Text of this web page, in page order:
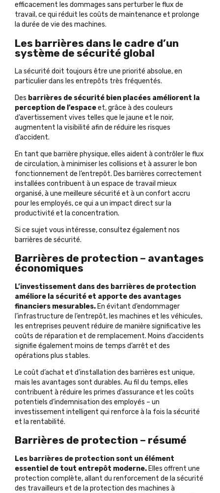
efficacement les dommages sans perturber le flux de
travail, ce qui réduit les coûts de maintenance et prolonge
la durée de vie des machines.
Les barrières dans le cadre d’un
système de sécurité global
La sécurité doit toujours être une priorité absolue, en
particulier dans les entrepôts très fréquentés.
Des barrières de sécurité bien placées améliorent la
perception de l’espaceet, grâce à des couleurs
d’avertissement vives telles que le jaune et le noir,
augmentent la visibilité afin de réduire les risques
d’accident.
En tant que barrière physique, elles aident à contrôler le flux
de circulation, à minimiser les collisions et à assurer le bon
fonctionnement de l’entrepôt. Des barrières correctement
installées contribuent à un espace de travail mieux
organisé, à une meilleure sécurité et à un confort accru
pour les employés, ce qui a un impact direct sur la
productivité et la concentration.
Si ce sujet vous intéresse, consultez également nos
barrières de sécurité.
Barrières de protection – avantages
économiques
L’investissement dans des barrières de protection
améliore la sécurité et apporte des avantages
financiers mesurables. En évitant d’endommager
l’infrastructure de l’entrepôt, les machines et les véhicules,
les entreprises peuvent réduire de manière significative les
coûts de réparation et de remplacement. Moins d’accidents
signifie également moins de temps d’arrêt et des
opérations plus stables.
Le coût d’achat et d’installation des barrières est unique,
mais les avantages sont durables. Au fil du temps, elles
contribuent à réduire les primes d’assurance et les coûts
potentiels d’indemnisation des employés – un
investissement intelligent qui renforce à la fois la sécurité
et la rentabilité.
Barrières de protection – résumé
Les barrières de protection sont un élément
essentiel de tout entrepôt moderne. Elles offrent une
protection complète, allant du renforcement de la sécurité
des travailleurs et de la protection des machines à